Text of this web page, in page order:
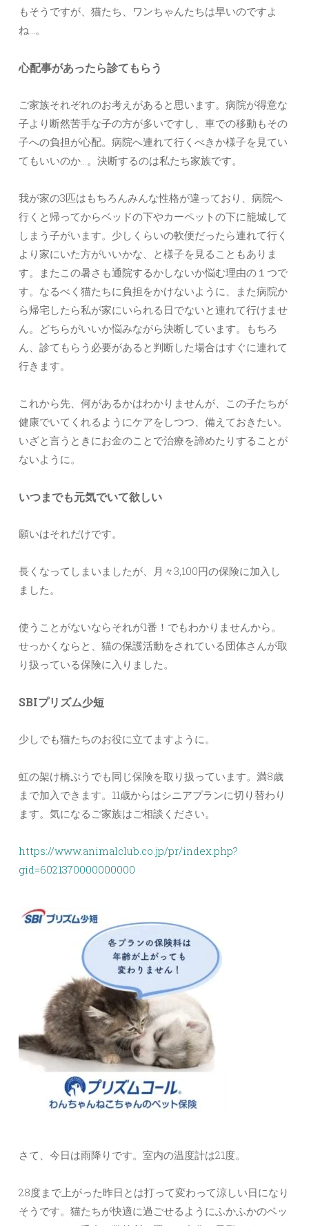
もそうですが、猫たち、ワンちゃんたちは早いのですよ
ね…。
心配事があったら診てもらう
ご家族それぞれのお考えがあると思います。病院が得意な
子より断然苦手な子の方が多いですし、車での移動もその
子への負担が心配。病院へ連れて行くべきか様子を見てい
てもいいのか…。決断するのは私たち家族です。
我が家の3匹はもちろんみんな性格が違っており、病院へ
行くと帰ってからベッドの下やカーペットの下に籠城して
しまう子がいます。少しくらいの軟便だったら連れて行く
より家にいた方がいいかな、と様子を見ることもありま
す。またこの暑さも通院するかしないか悩む理由の１つで
す。なるべく猫たちに負担をかけないように、また病院か
ら帰宅したら私が家にいられる日でないと連れて行けませ
ん。どちらがいいか悩みながら決断しています。もちろ
ん、診てもらう必要があると判断した場合はすぐに連れて
行きます。
これから先、何があるかはわかりませんが、この子たちが
健康でいてくれるようにケアをしつつ、備えておきたい。
いざと言うときにお金のことで治療を諦めたりすることが
ないように。
いつまでも元気でいて欲しい
願いはそれだけです。
長くなってしまいましたが、月々3,100円の保険に加入し
ました。
使うことがないならそれが1番！でもわかりませんから。
せっかくならと、猫の保護活動をされている団体さんが取
り扱っている保険に入りました。
SBIプリズム少短
少しでも猫たちのお役に立てますように。
虹の架け橋ぷうでも同じ保険を取り扱っています。満8歳
まで加入できます。11歳からはシニアプランに切り替わり
ます。気になるご家族はご相談ください。
https://www.animalclub.co.jp/pr/index.php?
gid=6021370000000000
さて、今日は雨降りです。室内の温度計は21度。
28度まで上がった昨日とは打って変わって涼しい日になり
そうです。猫たちが快適に過ごせるようにふかふかのベッ